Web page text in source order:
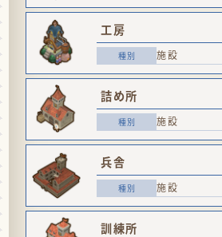
工房
施設
詰め所
施設
兵舎
施設
訓練所